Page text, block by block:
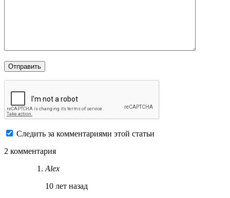
Следить за комментариями этой статьи
2 комментария
Alex
10 лет назад